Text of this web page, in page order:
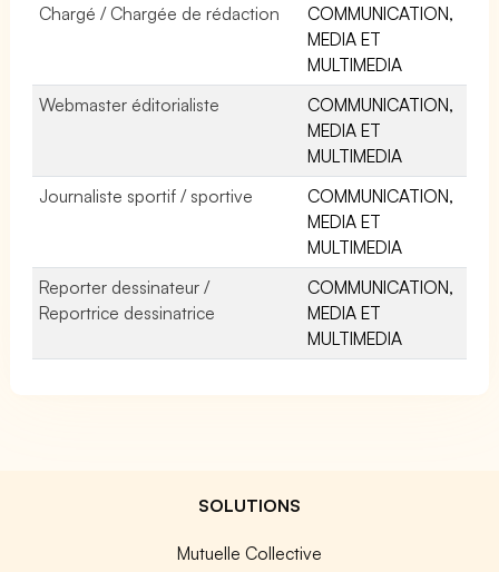
Chargé / Chargée de rédaction
COMMUNICATION,
MEDIA ET
MULTIMEDIA
Webmaster éditorialiste
COMMUNICATION,
MEDIA ET
MULTIMEDIA
Journaliste sportif / sportive
COMMUNICATION,
MEDIA ET
MULTIMEDIA
Reporter dessinateur /
Reportrice dessinatrice
COMMUNICATION,
MEDIA ET
MULTIMEDIA
SOLUTIONS
Mutuelle Collective